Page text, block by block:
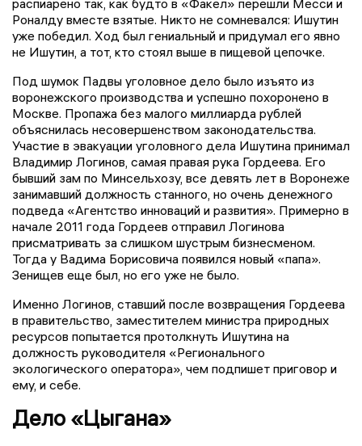
Роналду вместе взятые. Никто не сомневался: Ишутин
уже победил. Ход был гениальный и придумал его явно
не Ишутин, а тот, кто стоял выше в пищевой цепочке.
Под шумок Падвы уголовное дело было изъято из
воронежского производства и успешно похоронено в
Москве. Пропажа без малого миллиарда рублей
объяснилась несовершенством законодательства.
Участие в эвакуации уголовного дела Ишутина принимал
Владимир Логинов, самая правая рука Гордеева. Его
бывший зам по Минсельхозу, все девять лет в Воронеже
занимавший должность станного, но очень денежного
подведа «Агентство инноваций и развития». Примерно в
начале 2011 года Гордеев отправил Логинова
присматривать за слишком шустрым бизнесменом.
Тогда у Вадима Борисовича появился новый «папа».
Зенищев еще был, но его уже не было.
Именно Логинов, ставший после возвращения Гордеева
в правительство, заместителем министра природных
ресурсов попытается протолкнуть Ишутина на
должность руководителя «Регионального
экологического оператора», чем подпишет приговор и
ему, и себе.
Дело «Цыгана»